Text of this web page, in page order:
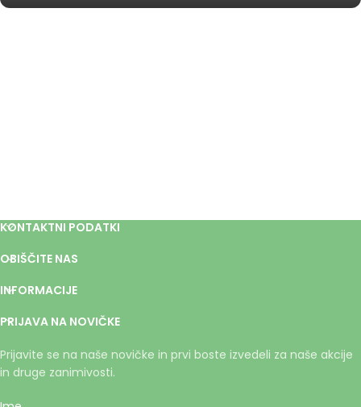
KONTAKTNI PODATKI
OBIŠČITE NAS
INFORMACIJE
PRIJAVA NA NOVIČKE
Prijavite se na naše novičke in prvi boste izvedeli za naše akcije
in druge zanimivosti.